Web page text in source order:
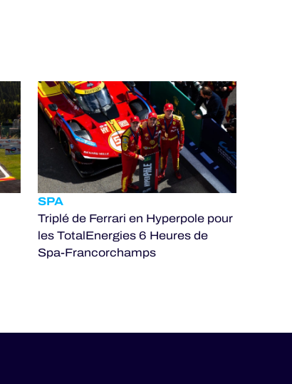
SPA
Triplé de Ferrari en Hyperpole pour
les TotalEnergies 6 Heures de
Spa-Francorchamps